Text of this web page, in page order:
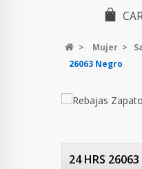
> Mujer >
26063 Negro
24 HRS 26063